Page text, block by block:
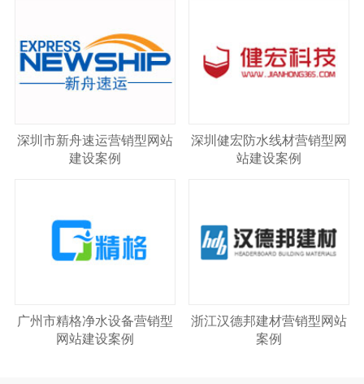
深圳市新舟速运营销型网站
建设案例
深圳健宏防水线材营销型网
站建设案例
广州市精格净水设备营销型
网站建设案例
浙江汉德邦建材营销型网站
案例